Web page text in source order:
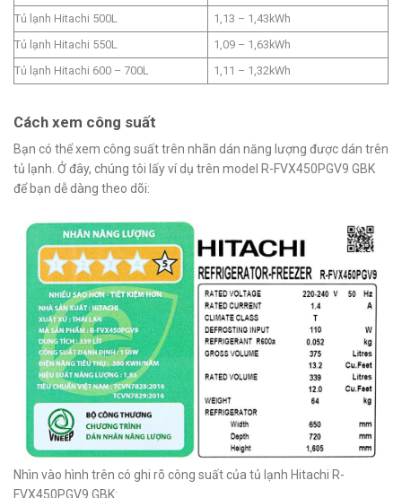
Tủ lạnh Hitachi 500L
1,13 – 1,43kWh
Tủ lạnh Hitachi 550L
1,09 – 1,63kWh
Tủ lạnh Hitachi 600 – 700L
1,11 – 1,32kWh
Cách xem công suất
Bạn có thể xem công suất trên nhãn dán năng lượng được dán trên
tủ lạnh. Ở đây, chúng tôi lấy ví dụ trên model R-FVX450PGV9 GBK
để bạn dễ dàng theo dõi:
Nhìn vào hình trên có ghi rõ công suất của tủ lạnh Hitachi R-
FVX450PGV9 GBK: